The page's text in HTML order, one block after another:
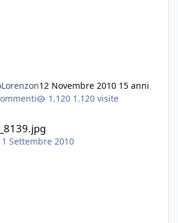
12 Novembre 2010 15 anni
1.120 visite
1 Settembre 2010